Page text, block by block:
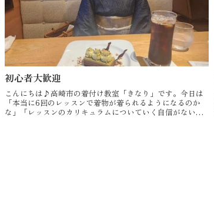
初心者大歓迎
こんにちは♪高崎市の着付け教室「きなり」です。今日は
「本当に6回のレッスンで着物が着られるようになるのか
な」「レッスンのカリキュラムについていく自信がない」